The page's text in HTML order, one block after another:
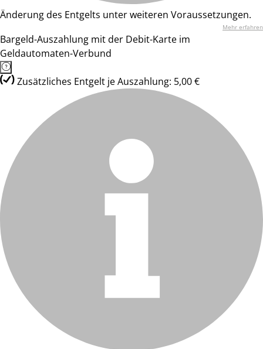
Änderung des Entgelts unter weiteren Voraussetzungen.
Mehr erfahren
Bargeld-Auszahlung mit der Debit-Karte im
Geldautomaten-Verbund
Zusätzliches Entgelt je Auszahlung: 5,00 €